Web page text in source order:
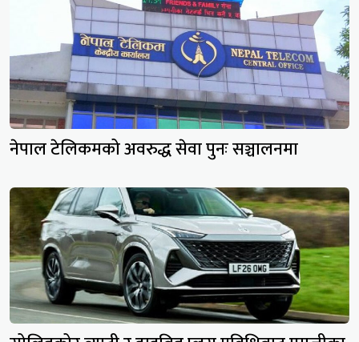
नेपाल टेलिकमको अवरुद्ध सेवा पुनः सञ्चालनमा